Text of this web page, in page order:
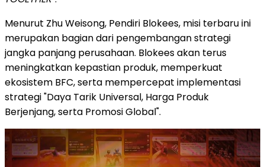
Menurut Zhu Weisong, Pendiri Blokees, misi terbaru ini
merupakan bagian dari pengembangan strategi
jangka panjang perusahaan. Blokees akan terus
meningkatkan kepastian produk, memperkuat
ekosistem BFC, serta mempercepat implementasi
strategi "Daya Tarik Universal, Harga Produk
Berjenjang, serta Promosi Global".